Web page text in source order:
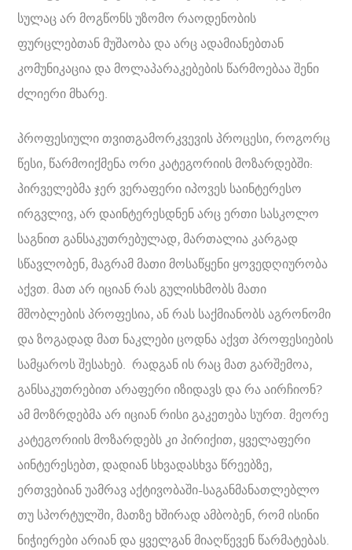
სულაც არ მოგწონს უზომო რაოდენობის
ფურცლებთან მუშაობა და არც ადამიანებთან
კომუნიკაცია და მოლაპარაკებების წარმოებაა შენი
ძლიერი მხარე.
პროფესიული თვითგამორკვევის პროცესი, როგორც
წესი, წარმოიქმენა ორი კატეგორიის მოზარდებში:
პირველებმა ჯერ ვერაფერი იპოვეს საინტერესო
ირგვლივ, არ დაინტერესდნენ არც ერთი სასკოლო
საგნით განსაკუთრებულად, მართალია კარგად
სწავლობენ, მაგრამ მათი მოსაწყენი ყოვედღიურობა
აქვთ. მათ არ იციან რას გულისხმობს მათი
მშობლების პროფესია, ან რას საქმიანობს აგრონომი
და ზოგადად მათ ნაკლები ცოდნა აქვთ პროფესიების
სამყაროს შესახებ. რადგან ის რაც მათ გარშემოა,
განსაკუთრებით არაფერი იზიდავს და რა აირჩიონ?
ამ მოზრდებმა არ იციან რისი გაკეთება სურთ. მეორე
კატეგორიის მოზარდებს კი პირიქით, ყველაფერი
აინტერესებთ, დადიან სხვადასხვა წრეებზე,
ერთვებიან უამრავ აქტივობაში-საგანმანათლებლო
თუ სპორტულში, მათზე ხშირად ამბობენ, რომ ისინი
ნიჭიერები არიან და ყველგან მიაღწევენ წარმატებას.